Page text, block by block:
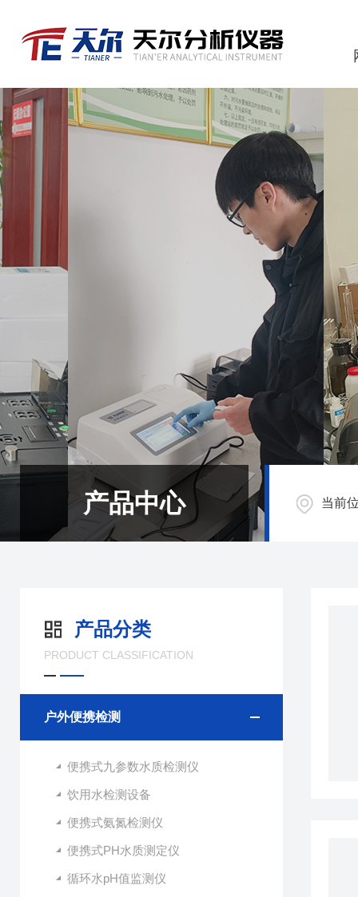
产品中心 当前
产品分类
PRODUCT CLASSIFICATION
户外便携检测
便携式九参数水质检测仪
饮用水检测设备
便携式氨氮检测仪
便携式PH水质测定仪
循环水pH值监测仪